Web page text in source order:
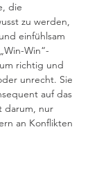
die
zu werden,
einfühlsam
Win“-
richtig und
unrecht. Sie
auf das
darum, nur
an Konflikten